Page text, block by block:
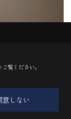
ご覧ください。
意しない